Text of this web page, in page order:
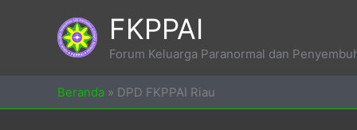
FKPPAI
Forum Keluarga Paranormal dan
Beranda » DPD FKPPAI Riau